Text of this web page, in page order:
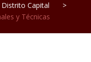
Capital
>
y Técnicas